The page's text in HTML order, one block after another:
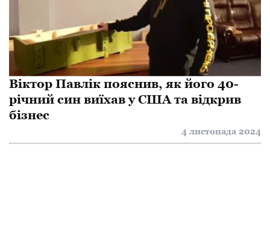
Віктор Павлік пояснив, як його 40-
річний син виїхав у США та відкрив
бізнес
4 листопада 2024